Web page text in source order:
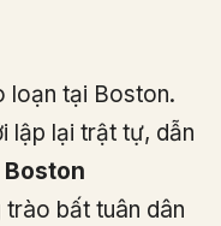
loạn tại Boston.
lập lại trật tự, dẫn
Boston
bất tuân dân